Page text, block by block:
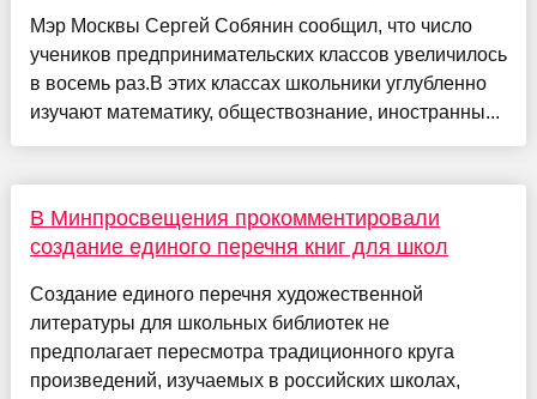
Мэр Москвы Сергей Собянин сообщил, что число
учеников предпринимательских классов увеличилось
в восемь раз.В этих классах школьники углубленно
изучают математику, обществознание, иностранны...
В Минпросвещения прокомментировали
создание единого перечня книг для школ
Создание единого перечня художественной
литературы для школьных библиотек не
предполагает пересмотра традиционного круга
произведений, изучаемых в российских школах,